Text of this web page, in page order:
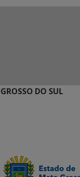
DO SUL